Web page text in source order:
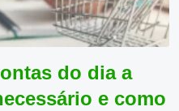
do dia a
e como